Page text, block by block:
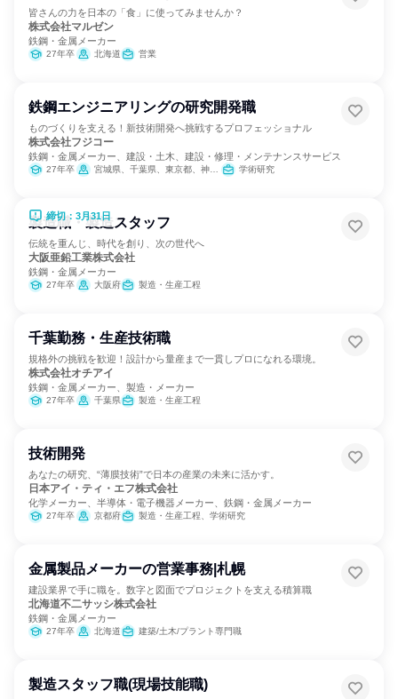
皆さんの力を日本の「食」に使ってみませんか？
株式会社マルゼン
鉄鋼・金属メーカー
27年卒 北海道 営業
鉄鋼エンジニアリングの研究開発職
ものづくりを支える！新技術開発へ挑戦するプロフェッショナル
株式会社フジコー
鉄鋼・金属メーカー、建設・土木、建設・修理・メンテナンスサービス
27年卒 宮城県、千葉県、東京都、神奈川県、愛知県、大阪府、兵庫県、岡山県、広島県、福岡県 学術研究
締切：3月31日
製造職・製造スタッフ
伝統を重んじ、時代を創り、次の世代へ
大阪亜鉛工業株式会社
鉄鋼・金属メーカー
27年卒 大阪府 製造・生産工程
千葉勤務・生産技術職
規格外の挑戦を歓迎！設計から量産まで一貫しプロになれる環境。
株式会社オチアイ
鉄鋼・金属メーカー、製造・メーカー
27年卒 千葉県 製造・生産工程
技術開発
あなたの研究、“薄膜技術”で日本の産業の未来に活かす。
日本アイ・ティ・エフ株式会社
化学メーカー、半導体・電子機器メーカー、鉄鋼・金属メーカー
27年卒 京都府 製造・生産工程、学術研究
金属製品メーカーの営業事務|札幌
建設業界で手に職を。数字と図面でプロジェクトを支える積算職
北海道不二サッシ株式会社
鉄鋼・金属メーカー
27年卒 北海道 建築/土木/プラント専門職
製造スタッフ職(現場技能職)